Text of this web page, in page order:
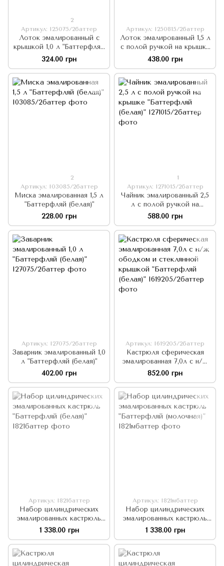
2
Артикул: I25075/2баттер
Лоток эмалированный с
крышкой 1,0 л "Баттерфляй
(белая)"
324.00 грн
Артикул: I250815/2баттер
Лоток эмалированный 1,5 л
с полой ручкой на крышке
"Баттерфляй (белая)"
438.00 грн
2
Артикул: I03085/2баттер
Миска эмалированная 1,5 л
"Баттерфляй (белая)"
228.00 грн
1
Артикул: I271015/2баттер
Чайник эмалированный 2,5
л с полой ручкой на
крышке "Баттерфляй
(белая)"
588.00 грн
Артикул: I27075/2баттер
Заварник эмалированный 1,0
л "Баттерфляй (белая)"
402.00 грн
Артикул: I619205/2баттер
Кастрюля сферическая
эмалированная 7,0л с н/ж
ободком и стеклянной
крышкой "Баттерфляй
(белая)"
852.00 грн
Артикул: I821баттер
Набор цилиндрических
эмалированных кастрюль
"Баттерфляй (белая)"
1 338.00 грн
Артикул: I821мбаттер
Набор цилиндрических
эмалированных кастрюль
"Баттерфляй (молочная)"
1 338.00 грн